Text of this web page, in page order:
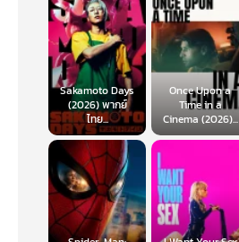
Sakamoto Days
(2026) พากย์
ไทย...
Once Upon a
Time in a
Cinema (2026)...